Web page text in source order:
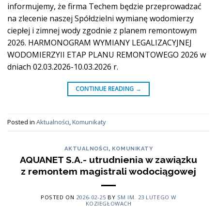
informujemy, że firma Techem będzie przeprowadzać
na zlecenie naszej Spółdzielni wymianę wodomierzy
ciepłej i zimnej wody zgodnie z planem remontowym
2026. HARMONOGRAM WYMIANY LEGALIZACYJNEJ
WODOMIERZYII ETAP PLANU REMONTOWEGO 2026 w
dniach 02.03.2026-10.03.2026 r.
CONTINUE READING →
Posted in Aktualności,Komunikaty
AKTUALNOŚCI, KOMUNIKATY
AQUANET S.A.- utrudnienia w zawiązku
z remontem magistrali wodociągowej
POSTED ON 2026-02-25 BY SM IM. 23 LUTEGO W
KOZIEGŁOWACH